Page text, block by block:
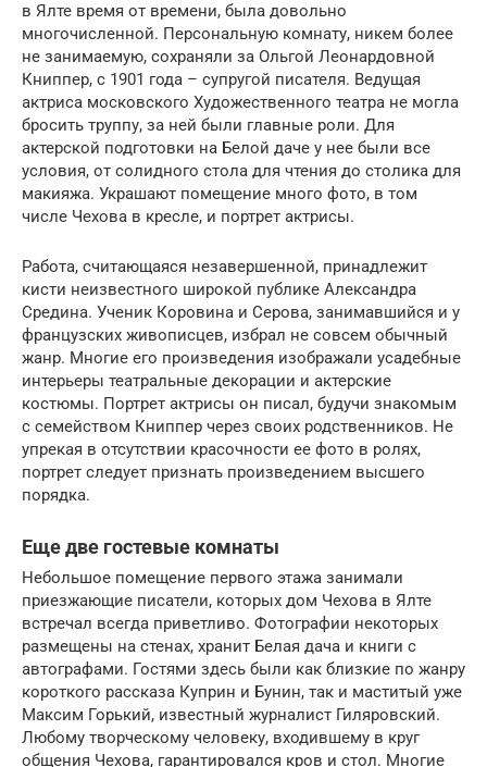
в Ялте время от времени, была довольно
многочисленной. Персональную комнату, никем более
не занимаемую, сохраняли за Ольгой Леонардовной
Книппер, с 1901 года – супругой писателя. Ведущая
актриса московского Художественного театра не могла
бросить труппу, за ней были главные роли. Для
актерской подготовки на Белой даче у нее были все
условия, от солидного стола для чтения до столика для
макияжа. Украшают помещение много фото, в том
числе Чехова в кресле, и портрет актрисы.
Работа, считающаяся незавершенной, принадлежит
кисти неизвестного широкой публике Александра
Средина. Ученик Коровина и Серова, занимавшийся и у
французских живописцев, избрал не совсем обычный
жанр. Многие его произведения изображали усадебные
интерьеры театральные декорации и актерские
костюмы. Портрет актрисы он писал, будучи знакомым
с семейством Книппер через своих родственников. Не
упрекая в отсутствии красочности ее фото в ролях,
портрет следует признать произведением высшего
порядка.
Еще две гостевые комнаты
Небольшое помещение первого этажа занимали
приезжающие писатели, которых дом Чехова в Ялте
встречал всегда приветливо. Фотографии некоторых
размещены на стенах, хранит Белая дача и книги с
автографами. Гостями здесь были как близкие по жанру
короткого рассказа Куприн и Бунин, так и маститый уже
Максим Горький, известный журналист Гиляровский.
Любому творческому человеку, входившему в круг
общения Чехова, гарантировался кров и стол. Многие